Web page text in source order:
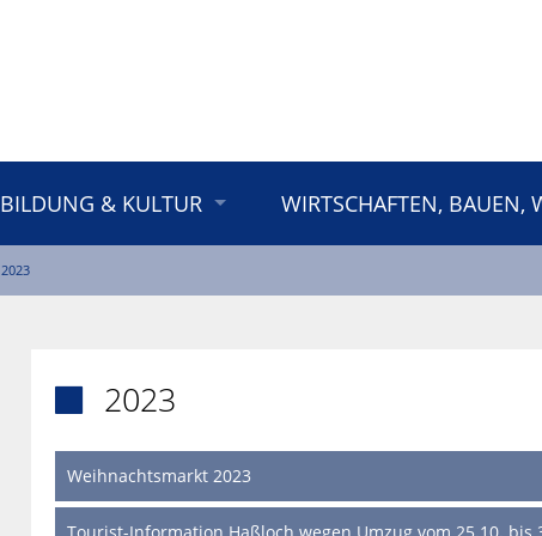
BILDUNG & KULTUR WIRTSCHAFTEN,
2023
2023
Weihnachtsmarkt 2023